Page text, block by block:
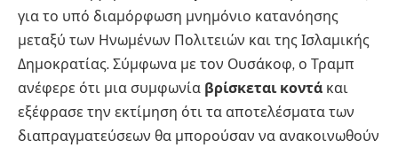
για το υπό διαμόρφωση μνημόνιο κατανόησης
μεταξύ των Ηνωμένων Πολιτειών και της Ισλαμικής
Δημοκρατίας. Σύμφωνα με τον Ουσάκοφ, ο Τραμπ
ανέφερε ότι μια συμφωνία βρίσκεται κοντά και
εξέφρασε την εκτίμηση ότι τα αποτελέσματα των
διαπραγματεύσεων θα μπορούσαν να ανακοινωθούν